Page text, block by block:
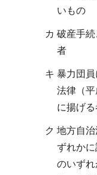
いもの
カ 破産手
者
キ 暴力団
法律（
に揚げる
ク 地方自
ずれか
のいず